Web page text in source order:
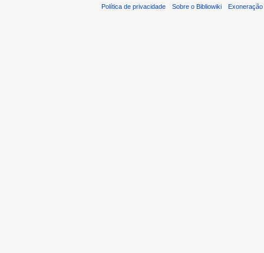
Política de privacidade Sobre o Bibliowiki